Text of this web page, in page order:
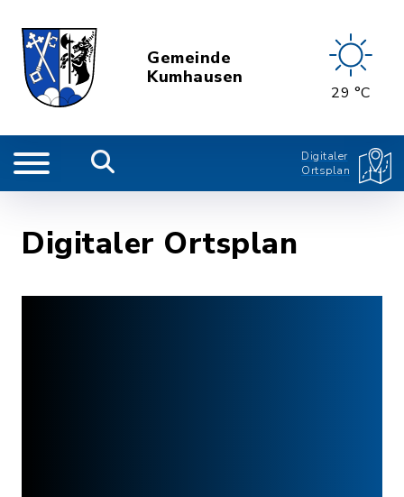
Gemeinde
Kumhausen
29 °C
Digitaler
Ortsplan
Digitaler Ortsplan